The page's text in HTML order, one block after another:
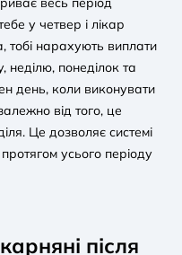
у четвер і лікар
тобі нарахують виплати
неділю, понеділок та
день, коли виконувати
від того, це
Це дозволяє системі
усього періоду
після